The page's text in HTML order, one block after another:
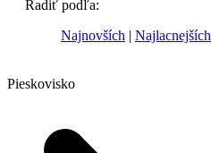
Radiť podľa:
Najnovších
Najlacnejších
Pieskovisko